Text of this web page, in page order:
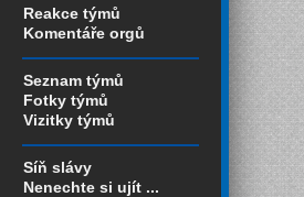
Reakce týmů
Komentáře orgů
Seznam týmů
Fotky týmů
Vizitky týmů
Síň slávy
Nenechte si ujít ...